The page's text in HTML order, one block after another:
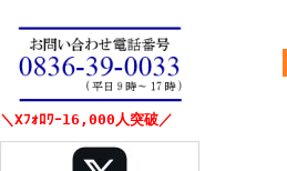
＼Xﾌｫﾛﾜｰ16,000人突破／